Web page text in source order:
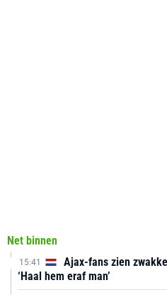
Net binnen
15:41
Ajax-fans zien
‘Haal hem eraf man’